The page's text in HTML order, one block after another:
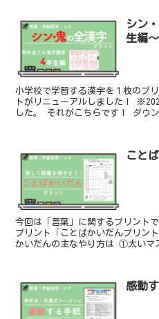
シン
生編〜
小学校で学習する漢字を１枚のプ
トがリニューアルしました！
した。 それがこちらです！ ダウ
こと
今回は「言葉」に関するプリント
プリント「ことばかいだんプリン
かいだんの主なやり方は ①太い
感動